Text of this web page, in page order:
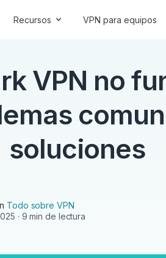
Recursos VPN para equipos
VPN no
soluciones
Todo sobre VPN
· 9 min de lectura